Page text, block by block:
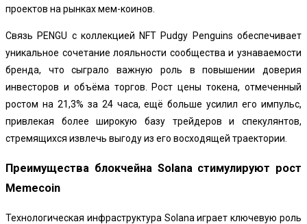
проектов на рынках мем-коинов.
Связь PENGU с коллекцией NFT Pudgy Penguins обеспечивает
уникальное сочетание лояльности сообщества и узнаваемости
бренда, что сыграло важную роль в повышении доверия
инвесторов и объёма торгов. Рост цены токена, отмеченный
ростом на 21,3% за 24 часа, ещё больше усилил его импульс,
привлекая более широкую базу трейдеров и спекулянтов,
стремящихся извлечь выгоду из его восходящей траектории.
Преимущества блокчейна Solana стимулируют рост
Memecoin
Технологическая инфраструктура Solana играет ключевую роль